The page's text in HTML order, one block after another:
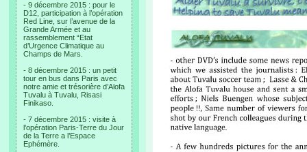
- 9 décembre 2015 : pour le
D12, participation à l’opération
Red Line, sur l’avenue de la
Grande Armée et au
rassemblement “Etat
d’Urgence Climatique au
Champs de Mars.
- 8 décembre 2015 : un petit
tour en bus dans Paris avec
notre amie et trésorière d’Alofa
Tuvalu à Tuvalu, Risasi
Finikaso.
- 7 décembre 2015 : visite à
l’opération Paris-Terre du Jour
de la Terre a l’Espace
Ephémère.